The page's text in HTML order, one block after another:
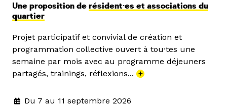
Une proposition de résident·es et associations du
quartier
Projet participatif et convivial de création et
programmation collective ouvert à tou·tes une
semaine par mois avec au programme déjeuners
partagés, trainings, réflexions... +
Du 7 au 11 septembre 2026